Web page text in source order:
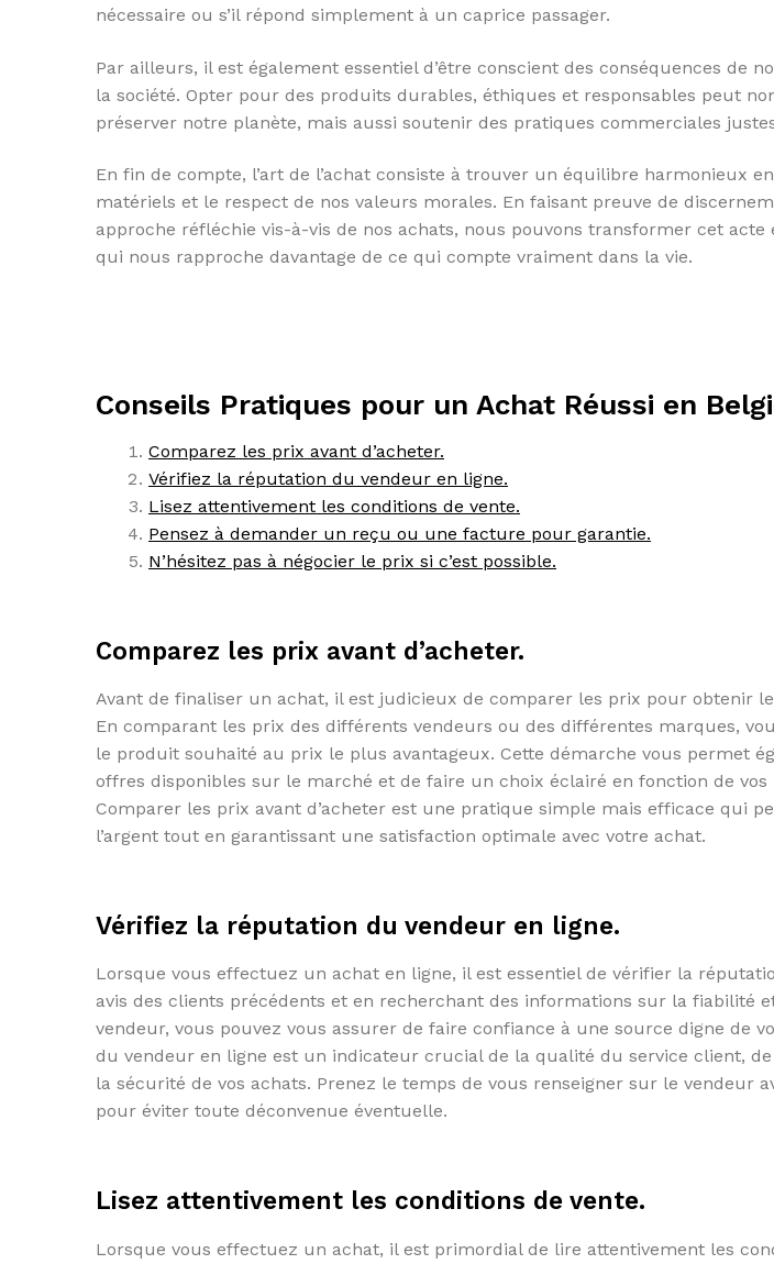
nécessaire ou s’il répond simplement à un caprice passager.
Par ailleurs, il est également essentiel d’être conscient des conséquences de
la société. Opter pour des produits durables, éthiques et responsables peut
préserver notre planète, mais aussi soutenir des pratiques commerciales
En fin de compte, l’art de l’achat consiste à trouver un équilibre harmonieux
matériels et le respect de nos valeurs morales. En faisant preuve de
approche réfléchie vis-à-vis de nos achats, nous pouvons transformer cet
qui nous rapproche davantage de ce qui compte vraiment dans la vie.
Conseils Pratiques pour un Achat Réussi en
Comparez les prix avant d’acheter.
Vérifiez la réputation du vendeur en ligne.
Lisez attentivement les conditions de vente.
Pensez à demander un reçu ou une facture pour garantie.
N’hésitez pas à négocier le prix si c’est possible.
Comparez les prix avant d’acheter.
Avant de finaliser un achat, il est judicieux de comparer les prix pour obtenir
En comparant les prix des différents vendeurs ou des différentes marques,
le produit souhaité au prix le plus avantageux. Cette démarche vous permet
offres disponibles sur le marché et de faire un choix éclairé en fonction de vos
Comparer les prix avant d’acheter est une pratique simple mais efficace qui
l’argent tout en garantissant une satisfaction optimale avec votre achat.
Vérifiez la réputation du vendeur en ligne.
Lorsque vous effectuez un achat en ligne, il est essentiel de vérifier la
avis des clients précédents et en recherchant des informations sur la fiabilité
vendeur, vous pouvez vous assurer de faire confiance à une source digne de
du vendeur en ligne est un indicateur crucial de la qualité du service client,
la sécurité de vos achats. Prenez le temps de vous renseigner sur le vendeur
pour éviter toute déconvenue éventuelle.
Lisez attentivement les conditions de vente.
Lorsque vous effectuez un achat, il est primordial de lire attentivement les